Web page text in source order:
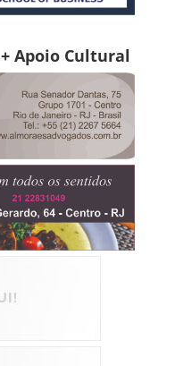
+ Apoio Cultural